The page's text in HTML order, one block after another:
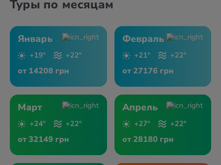
Туры по месяцам
Январь
+19° +22°
от 14208 грн
Февраль
+21° +22°
от 27176 грн
Март
+24° +22°
от 32149 грн
Апрель
+27° +22°
от 28180 грн